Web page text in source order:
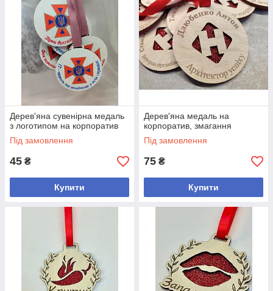
Дерев'яна сувенірна медаль
з логотипом на корпоратив
Під замовлення
45 ₴
Купити
Дерев'яна медаль на
корпоратив, змагання
Під замовлення
75 ₴
Купити